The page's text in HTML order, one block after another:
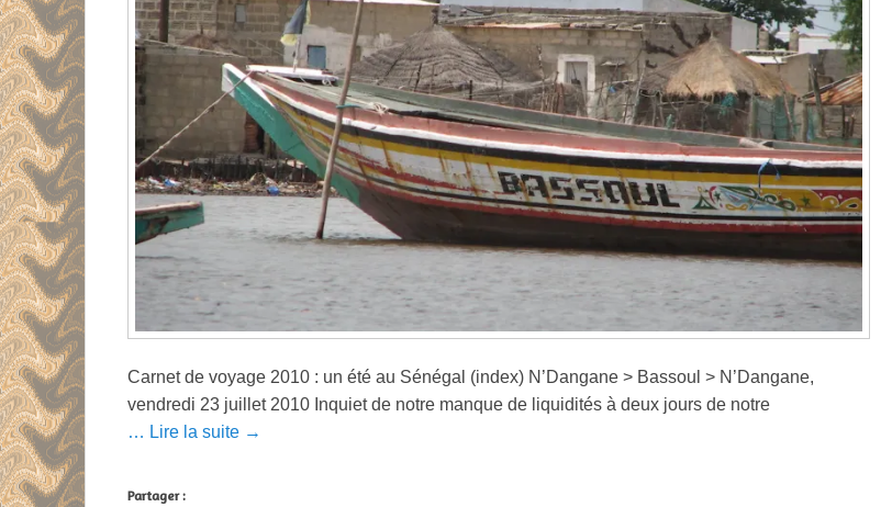
Carnet de voyage 2010 : un été au Sénégal (index) N’Dangane > Bassoul > N’Dangane,
vendredi 23 juillet 2010 Inquiet de notre manque de liquidités à deux jours de notre
… Lire la suite →
Partager :